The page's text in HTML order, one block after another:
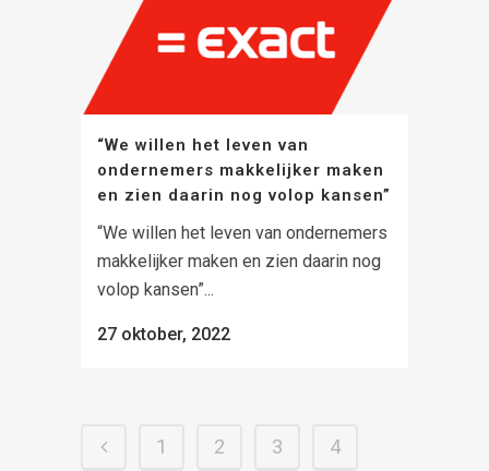
“We willen het leven van
ondernemers makkelijker maken
en zien daarin nog volop kansen”
“We willen het leven van ondernemers
makkelijker maken en zien daarin nog
volop kansen”...
27 oktober, 2022
1 2 3
4